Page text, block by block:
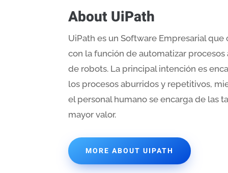
About UiPath
UiPath es un Software Empresarial que
con la función de automatizar procesos
de robots. La principal intención es
los procesos aburridos y repetitivos,
el personal humano se encarga de las
mayor valor.
MORE ABOUT UIPATH